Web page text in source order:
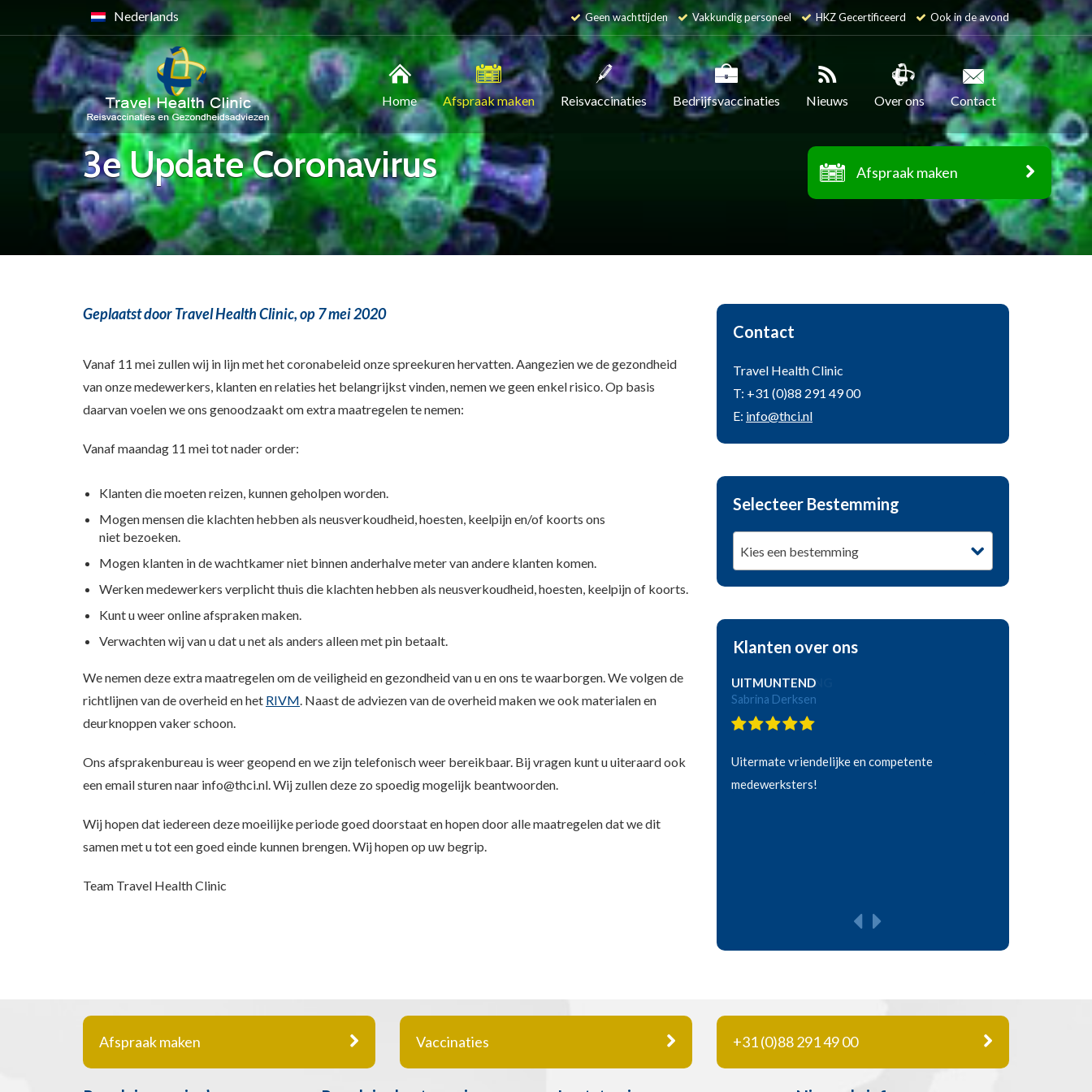
Afspraak maken
Nederlands Geen wachttijden Vakkundig personeel HKZ Gecertificeerd Ook in de avond
Home Afspraak maken Reisvaccinaties Bedrijfsvaccinaties Nieuws Over ons Contact
3e Update Coronavirus
Geplaatst door Travel Health Clinic,op 7 mei 2020
Vanaf 11 mei zullen wij in lijn met het coronabeleid onze spreekuren hervatten. Aangezien we de gezondheid
van onze medewerkers, klanten en relaties het belangrijkst vinden, nemen we geen enkel risico. Op basis
daarvan voelen we ons genoodzaakt om extra maatregelen te nemen:
Vanaf maandag 11 mei tot nader order:
Klanten die moeten reizen, kunnen geholpen worden.
Mogen mensen die klachten hebben als neusverkoudheid, hoesten, keelpijn en/of koorts ons
niet bezoeken.
Mogen klanten in de wachtkamer niet binnen anderhalve meter van andere klanten komen.
Werken medewerkers verplicht thuis die klachten hebben als neusverkoudheid, hoesten, keelpijn of koorts.
Kunt u weer online afspraken maken.
Verwachten wij van u dat u net als anders alleen met pin betaalt.
We nemen deze extra maatregelen om de veiligheid en gezondheid van u en ons te waarborgen. We volgen de
richtlijnen van de overheid en het RIVM. Naast de adviezen van de overheid maken we ook materialen en
deurknoppen vaker schoon.
Ons afsprakenbureau is weer geopend en we zijn telefonisch weer bereikbaar. Bij vragen kunt u uiteraard ook
een email sturen naar info@thci.nl. Wij zullen deze zo spoedig mogelijk beantwoorden.
Wij hopen dat iedereen deze moeilijke periode goed doorstaat en hopen door alle maatregelen dat we dit
samen met u tot een goed einde kunnen brengen. Wij hopen op uw begrip.
Team Travel Health Clinic
Contact
Travel Health Clinic
T: +31 (0)88 291 49 00
E: info@thci.nl
Selecteer Bestemming
Kies een bestemming
Klanten over ons
UITMUNTEND
Sabrina Derksen
Uitermate vriendelijke en competente
medewerksters!
Afspraak maken Vaccinaties +31 (0)88 291 49 00